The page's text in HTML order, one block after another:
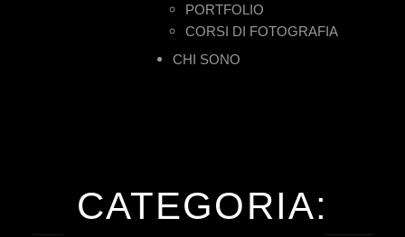
PORTFOLIO
CORSI DI FOTOGRAFIA
CHI SONO
CATEGORIA: